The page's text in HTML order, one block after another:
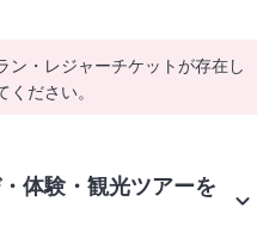
ン・レジャーチケットが存在し
ださい。
体験・観光ツアーを